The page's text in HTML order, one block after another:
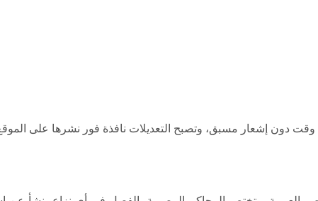
دون إشعار مسبق، وتصبح التعديلات نافذة فور نشرها على الموقع